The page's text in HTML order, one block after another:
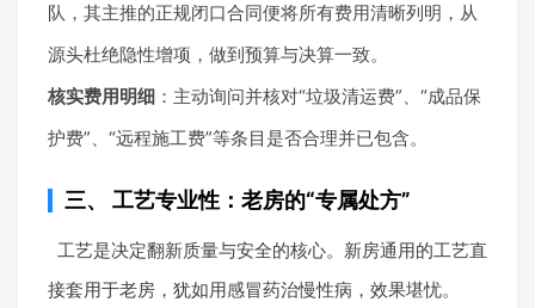
队，其主推的正规闭口合同便将所有费用清晰列明，从
源头杜绝隐性增项，做到预算与决算一致。
核实费用明细 ：主动询问并核对“垃圾清运费”、“成品保
护费”、“远程施工费”等条目是否合理并已包含。
三、 工艺专业性：老房的“专属处方”
工艺是决定翻新质量与安全的核心。新房通用的工艺直
接套用于老房，犹如用感冒药治慢性病，效果堪忧。